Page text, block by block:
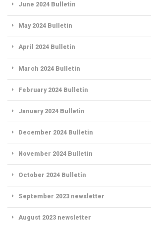
June 2024 Bulletin
May 2024 Bulletin
April 2024 Bulletin
March 2024 Bulletin
February 2024 Bulletin
January 2024 Bulletin
December 2024 Bulletin
November 2024 Bulletin
October 2024 Bulletin
September 2023 newsletter
August 2023 newsletter